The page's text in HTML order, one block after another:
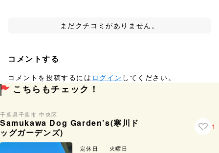
まだクチコミがありません。
コメントする
コメントを投稿するには ログイン してください。
こちらもチェック！
千葉県千葉市 中央区
Samukawa Dog Garden’s(寒川ド
ッグガーデンズ)
1
定休日
火曜日